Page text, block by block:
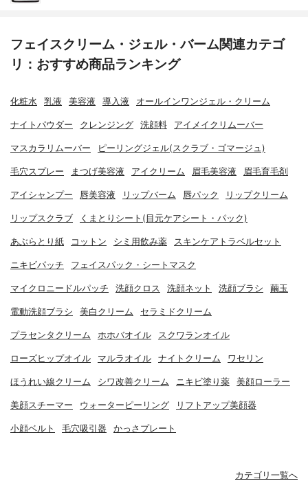
フェイスクリーム・ジェル・バーム関連カテゴ
リ：おすすめ商品ランキング
化粧水 乳液 美容液 導入液 オールインワンジェル・クリーム
ナイトパウダー クレンジング 洗顔料 アイメイクリムーバー
マスカラリムーバー ピーリングジェル(スクラブ・ゴマージュ)
毛穴スプレー まつげ美容液 アイクリーム 眉毛美容液 眉毛育毛剤
アイシャンプー 唇美容液 リップバーム 唇パック リップクリーム
リップスクラブ くまとりシート(目元ケアシート・パック)
あぶらとり紙 コットン シミ用飲み薬 スキンケアトラベルセット
ニキビパッチ フェイスパック・シートマスク
マイクロニードルパッチ 洗顔クロス 洗顔ネット 洗顔ブラシ 繭玉
電動洗顔ブラシ 美白クリーム セラミドクリーム
プラセンタクリーム ホホバオイル スクワランオイル
ローズヒップオイル マルラオイル ナイトクリーム ワセリン
ほうれい線クリーム シワ改善クリーム ニキビ塗り薬 美顔ローラー
美顔スチーマー ウォーターピーリング リフトアップ美顔器
小顔ベルト 毛穴吸引器 かっさプレート
カテゴリ一覧へ